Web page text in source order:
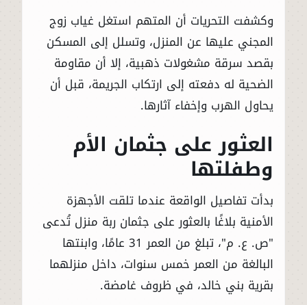
وكشفت التحريات أن المتهم استغل غياب زوج
المجني عليها عن المنزل، وتسلل إلى المسكن
بقصد سرقة مشغولات ذهبية، إلا أن مقاومة
الضحية له دفعته إلى ارتكاب الجريمة، قبل أن
يحاول الهرب وإخفاء آثارها.
العثور على جثمان الأم
وطفلتها
بدأت تفاصيل الواقعة عندما تلقت الأجهزة
الأمنية بلاغًا بالعثور على جثمان ربة منزل تُدعى
"ص. ع. م"، تبلغ من العمر 31 عامًا، وابنتها
البالغة من العمر خمس سنوات، داخل منزلهما
بقرية بني خالد، في ظروف غامضة.